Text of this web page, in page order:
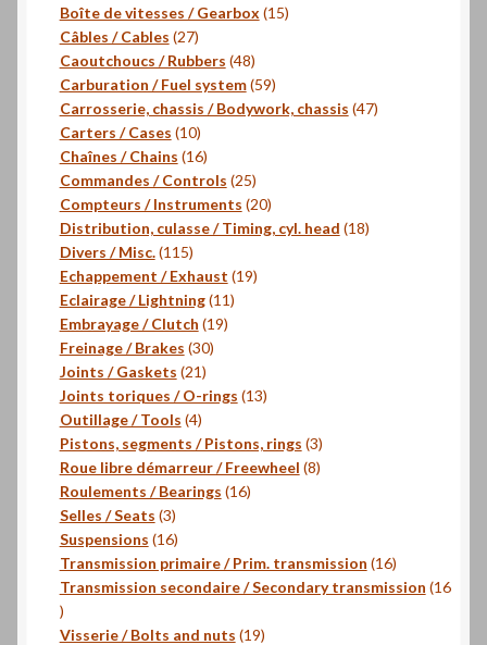
produits
Boîte de vitesses / Gearbox 1515
Câbles / Cables 2727
produits
Caoutchoucs / Rubbers 4848
produits
Carburation / Fuel system 5959
produits
Carrosserie, chassis / Bodywork, chassis 4747
Carters / Cases 1010
produits
Chaînes / Chains 1616
produits
Commandes / Controls 2525
produits
Compteurs / Instruments 2020
produits
Distribution, culasse / Timing, cyl. head 1818
Divers / Misc. 115115
produits
Echappement / Exhaust 1919
Eclairage / Lightning 1111
Embrayage / Clutch 1919
Freinage / Brakes 3030
Joints / Gaskets 2121
produits
Joints toriques / O-rings 1313
Outillage / Tools 44
produits
Pistons, segments / Pistons, rings 33
produits
Roue libre démarreur / Freewheel 88
Roulements / Bearings 1616
Selles / Seats 33
produits
Suspensions 1616
produits
Transmission primaire / Prim. transmission 1616
produits
Transmission secondaire / Secondary transmission 16
16
produits
Visserie / Bolts and nuts 1919